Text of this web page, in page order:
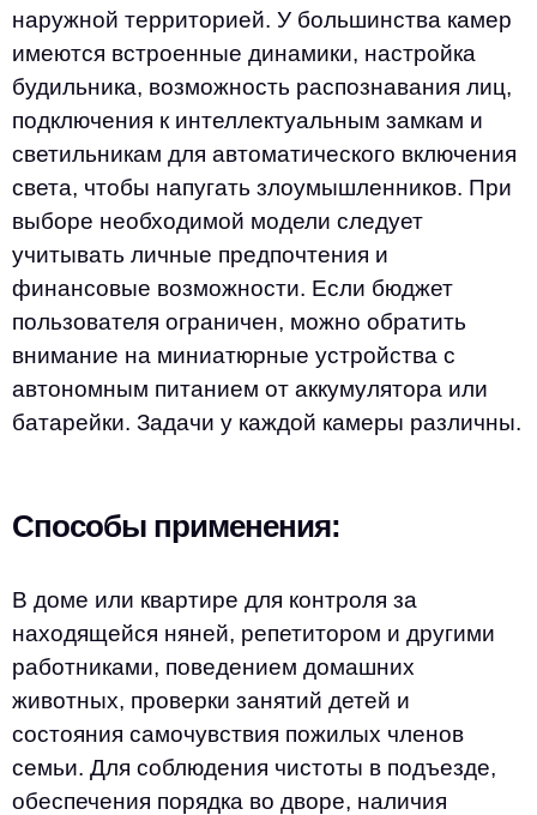
наружной территорией. У большинства камер
имеются встроенные динамики, настройка
будильника, возможность распознавания лиц,
подключения к интеллектуальным замкам и
светильникам для автоматического включения
света, чтобы напугать злоумышленников. При
выборе необходимой модели следует
учитывать личные предпочтения и
финансовые возможности. Если бюджет
пользователя ограничен, можно обратить
внимание на миниатюрные устройства с
автономным питанием от аккумулятора или
батарейки. Задачи у каждой камеры различны.
Способы применения:
В доме или квартире для контроля за
находящейся няней, репетитором и другими
работниками, поведением домашних
животных, проверки занятий детей и
состояния самочувствия пожилых членов
семьи. Для соблюдения чистоты в подъезде,
обеспечения порядка во дворе, наличия